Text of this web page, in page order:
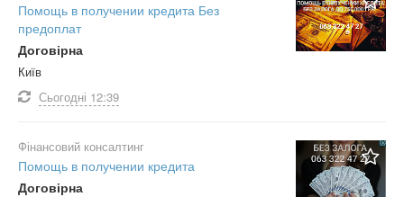
Помощь в получении кредита Без
предоплат
Договірна
Київ
Сьогодні 12:39
Фінансовий консалтинг
Помощь в получении кредита
Договірна